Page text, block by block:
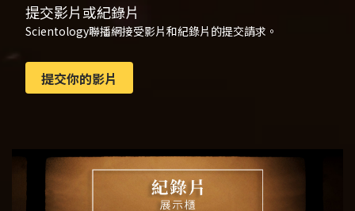
提交影片或紀錄片
Scientology聯播網接受影片和紀錄片的提交請求。
提交你的影片